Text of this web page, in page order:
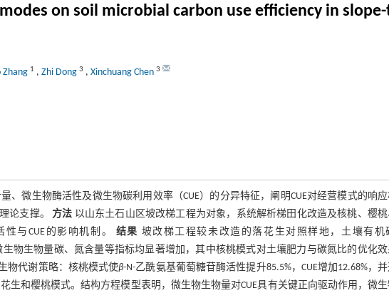
on soil microbial carbon use efficiency in
Zhang 1 , Zhi Dong 3 , Xinchuang Chen 3
微生物酶活性及微生物碳利用效率（CUE）的分异特征，阐明CUE对经营模式的响应
论支撑。方法 以山东土石山区坡改梯工程为对象，系统解析梯田化改造及核桃、樱
与CUE的影响机制。 结果 坡改梯工程较未改造的落花生对照样地，土壤有机
生物生物量碳、氮含量等指标均显著增加，其中核桃模式对土壤肥力与碳氮比的优化
物代谢策略：核桃模式使β-N-乙酰氨基葡萄糖苷酶活性提升85.5%，CUE增加12.68%，
生和樱桃模式。结构方程模型表明，微生物生物量对CUE具有关键正向驱动作用，微